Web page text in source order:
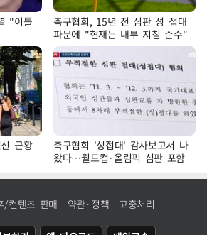
"이틀
축구협회, 15년 전 심판 성 접대
파문에 "현재는 내부 지침 준수"
근황
축구협회 '성접대' 감사보고서 나
왔다…월드컵·올림픽 심판 포함
/컨텐츠 판매 약관·정책 고충처리